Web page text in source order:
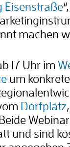
Eisenstraße
machen
17 Uhr im
um
Dorfplatz
und sind